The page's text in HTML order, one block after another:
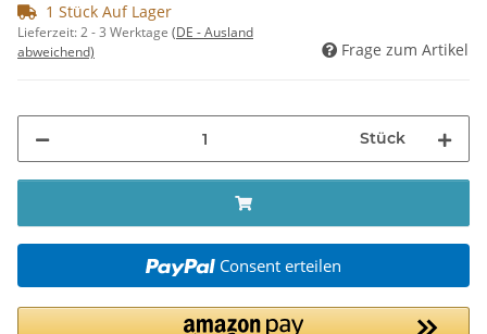
1 Stück Auf Lager
Lieferzeit:2 - 3 Werktage (DE - Ausland
abweichend)
Frage zum Artikel
Stück
Consent erteilen